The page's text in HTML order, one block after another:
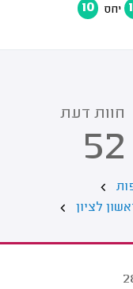
יחס 10
חוות דעת
52
לציון